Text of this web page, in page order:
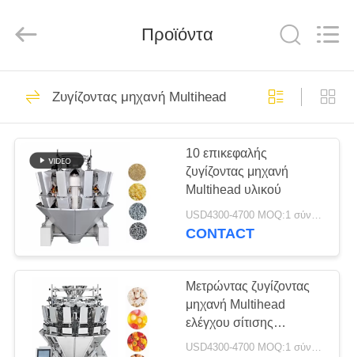
ΑΡΧΙΚΉ
ΣΕΛΊΔΑ
ΠΡΟΪΌΝΤΑ
ΣΧΕΤΙΚΆ
ΕΜΆΣ
ΓΎΡΟΣ
ΕΡΓΟΣΤΑΣΊΩΝ
Co.,
Reserved.
Ζυγίζοντας μηχανή
Multihead
Weigher Multihead
Kenwei
86
Προϊόντα
Ζυγίζοντας μηχανή Multihead
10 επικεφαλής
ζυγίζοντας μηχανή
Multihead υλικού
USD4300-4700 MOQ:1 σύνολο
CONTACT
Μετρώντας ζυγίζοντας
μηχανή Multihead
ελέγχου σίτισης
πιπεριών
USD4300-4700 MOQ:1 σύνολο